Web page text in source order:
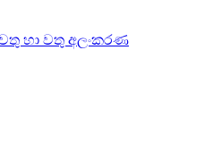
හා වතු අලංකරණ